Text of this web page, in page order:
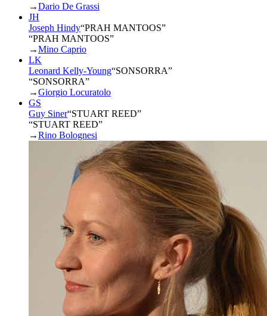
→Dario De Grassi
JH
Joseph Hindy“PRAH MANTOOS”
“PRAH MANTOOS”
→Mino Caprio
LK
Leonard Kelly-Young“SONSORRA”
“SONSORRA”
→Giorgio Locuratolo
GS
Guy Siner“STUART REED”
“STUART REED”
→Rino Bolognesi